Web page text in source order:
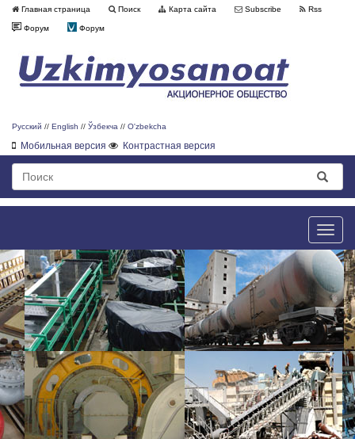
Главная страница Поиск Карта сайта Subscribe Rss
Форум Форум
Русский // English // Ўзбекча // O'zbekcha
Мобильная версия Контрастная версия
Toggle